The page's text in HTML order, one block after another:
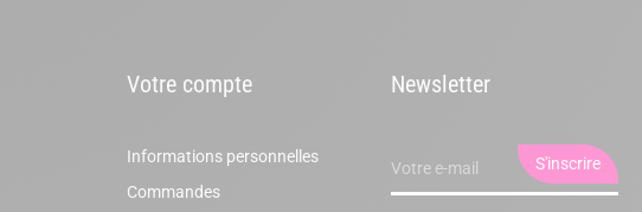
Votre compte
Informations personnelles
Commandes
Newsletter